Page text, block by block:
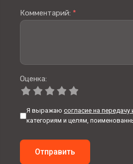
Комментарий: *
Оценка:
Я выражаю согласие на
категориям и целям,
Отправить